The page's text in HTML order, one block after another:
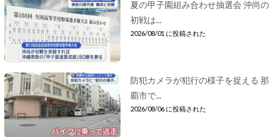
夏の甲子園組み合わせ抽選会 沖尚の
初戦は...
2026/08/01 に投稿された
防犯カメラが犯行の様子を捉える 那
覇市で...
2026/08/06 に投稿された